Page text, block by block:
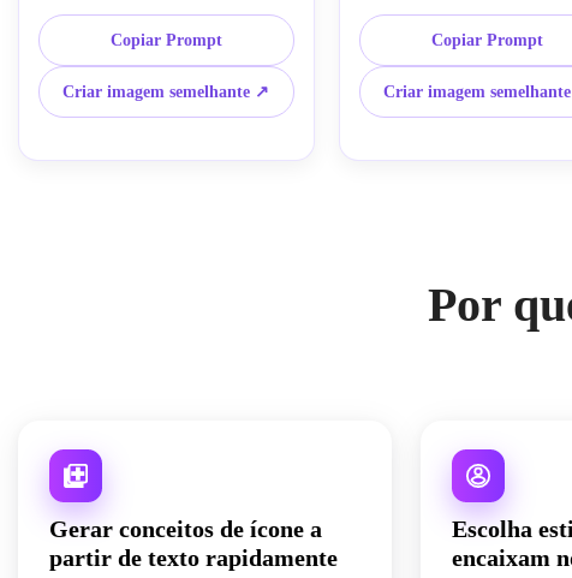
um aplicativo de tecnologia ou IA.
Use uma base escura, iluminação
azul elétrica e magenta, simetria
elegante, textura cromada sutil e
efeitos de brilho vívidos. Mantenha a
impressionante para um ícone de
Copiar Prompt
Criar imagem semelhante ↗
com um rosto de mascote
formas arredondadas. Use uma
pastel quente, tons suaves de
pêssego, bordas vetoriais
destaques suaves e um humor
simples e altamente
Copiar Prompt
Criar imagem
Por
Gerar conceitos de ícone a
partir de texto rapidamente
Escolha
encaixam